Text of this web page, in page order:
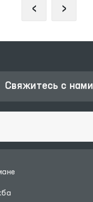
‹ ›
Свяжитесь с нами